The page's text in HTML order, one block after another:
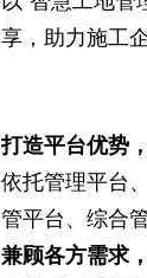
享，助力施工
打造平台优势
依托管理平台
管平台、综合
兼顾各方需求